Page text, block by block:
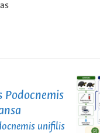
Podocnemis
unifilis